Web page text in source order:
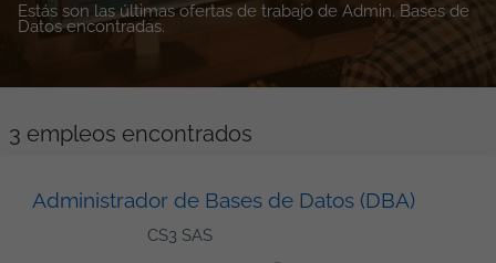
Estás son las últimas ofertas de trabajo de Admin. Bases de
Datos encontradas.
3 empleos encontrados
Administrador de Bases de Datos (DBA)
CS3 SAS